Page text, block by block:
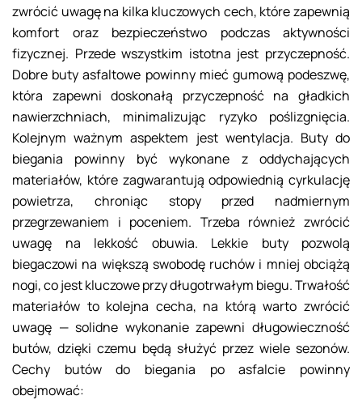
zwrócić uwagę na kilka kluczowych cech, które zapewnią
komfort oraz bezpieczeństwo podczas aktywności
fizycznej. Przede wszystkim istotna jest przyczepność.
Dobre buty asfaltowe powinny mieć gumową podeszwę,
która zapewni doskonałą przyczepność na gładkich
nawierzchniach, minimalizując ryzyko poślizgnięcia.
Kolejnym ważnym aspektem jest wentylacja. Buty do
biegania powinny być wykonane z oddychających
materiałów, które zagwarantują odpowiednią cyrkulację
powietrza, chroniąc stopy przed nadmiernym
przegrzewaniem i poceniem. Trzeba również zwrócić
uwagę na lekkość obuwia. Lekkie buty pozwolą
biegaczowi na większą swobodę ruchów i mniej obciążą
nogi, co jest kluczowe przy długotrwałym biegu. Trwałość
materiałów to kolejna cecha, na którą warto zwrócić
uwagę — solidne wykonanie zapewni długowieczność
butów, dzięki czemu będą służyć przez wiele sezonów.
Cechy butów do biegania po asfalcie powinny
obejmować: